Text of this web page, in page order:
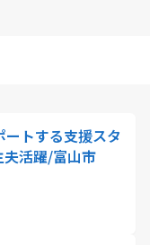
トする支援スタ
活躍/富山市